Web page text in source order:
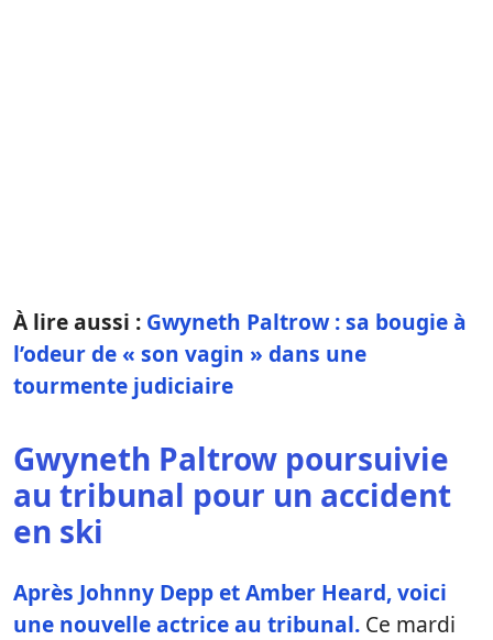
À lire aussi : Gwyneth Paltrow : sa bougie à
l’odeur de « son vagin » dans une
tourmente judiciaire
Gwyneth Paltrow poursuivie
au tribunal pour un accident
en ski
Après Johnny Depp et Amber Heard, voici
une nouvelle actrice au tribunal. Ce mardi